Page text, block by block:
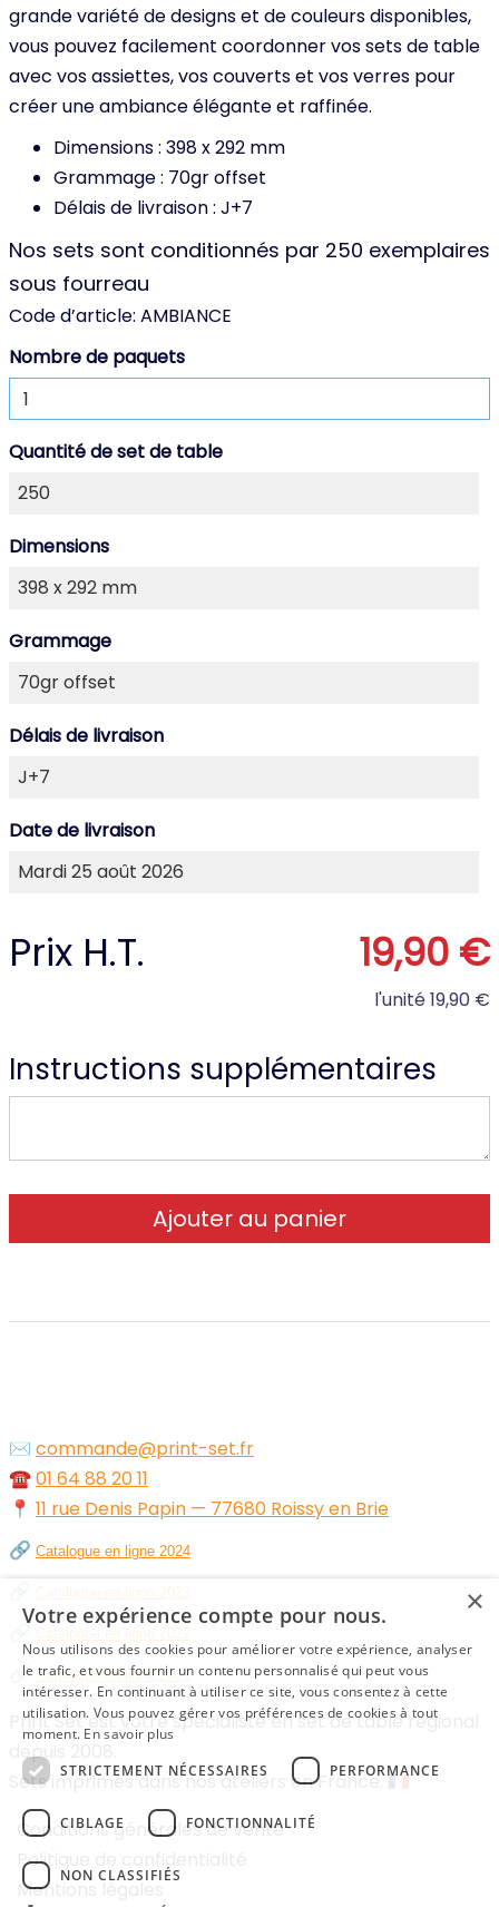
grande variété de designs et de couleurs disponibles,
vous pouvez facilement coordonner vos sets de table
avec vos assiettes, vos couverts et vos verres pour
créer une ambiance élégante et raffinée.
Dimensions : 398 x 292 mm
Grammage : 70gr offset
Délais de livraison : J+7
Nos sets sont conditionnés par 250 exemplaires
sous fourreau
Code d’article: AMBIANCE
Nombre de paquets
Quantité de set de table
Dimensions
Grammage
Délais de livraison
Date de livraison
Prix H.T. 19,90 €
l'unité19,90 €
Instructions supplémentaires
✉️ commande@print-set.fr
☎️01 64 88 20 11
📍 11 rue Denis Papin — 77680 Roissy en Brie
🔗 Catalogue en ligne 2024
🔗 Catalogue en ligne 2021
Print Set est votre spécialiste en set de table régional
depuis 2008.
Sets imprimés dans nos ateliers en France. 🇫🇷
Conditions générales de vente
Politique de confidentialité
Mentions légales
×
Votre expérience compte pour nous.
Nous utilisons des cookies pour améliorer votre expérience, analyser
le trafic, et vous fournir un contenu personnalisé qui peut vous
intéresser. En continuant à utiliser ce site, vous consentez à cette
utilisation. Vous pouvez gérer vos préférences de cookies à tout
moment. En savoir plus
STRICTEMENT NÉCESSAIRES
PERFORMANCE
CIBLAGE FONCTIONNALITÉ
NON CLASSIFIÉS